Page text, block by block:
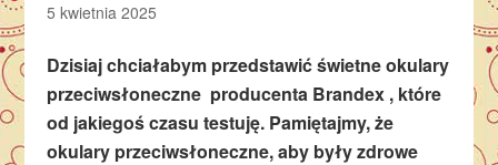
5 kwietnia 2025
Dzisiaj chciałabym przedstawić świetne okulary
przeciwsłoneczne producenta Brandex , które
od jakiegoś czasu testuję. Pamiętajmy, że
okulary przeciwsłoneczne, aby były zdrowe